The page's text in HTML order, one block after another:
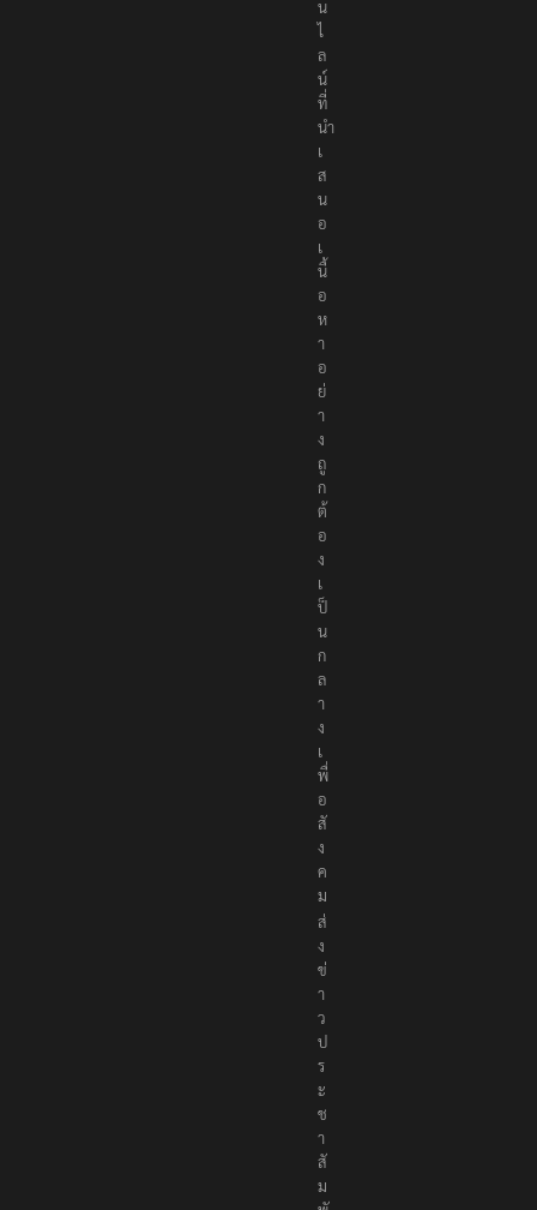
น
ไ
ล
น์
ที่
นำ
เ
ส
น
อ
เ
นื้
อ
ห
า
อ
ย่
า
ง
ถู
ก
ต้
อ
ง
เ
ป็
น
ก
ล
า
ง
เ
พื่
อ
สั
ง
ค
ม
ส่
ง
ข่
า
ว
ป
ร
ะ
ช
า
สั
ม